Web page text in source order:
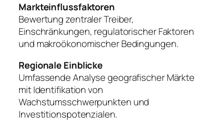
Markteinflussfaktoren
Bewertung zentraler Treiber,
Einschränkungen, regulatorischer Faktoren
und makroökonomischer Bedingungen.
Regionale Einblicke
Umfassende Analyse geografischer Märkte
mit Identifikation von
Wachstumsschwerpunkten und
Investitionspotenzialen.